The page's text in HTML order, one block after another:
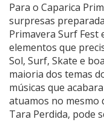
Para o Caparica
surpresas
Primavera Surf Fest
elementos que
Sol, Surf, Skate e
maioria dos temas
músicas que
atuamos no mesmo
Tara Perdida, pode